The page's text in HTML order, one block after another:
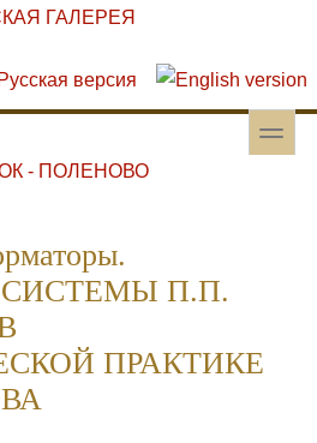
toggle
П.П.
ПРАКТИКЕ